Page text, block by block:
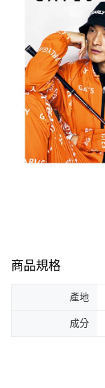
商品規格
產地
成分